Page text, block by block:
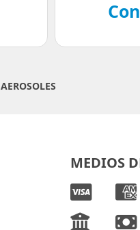
AEROSOLES
MEDIOS